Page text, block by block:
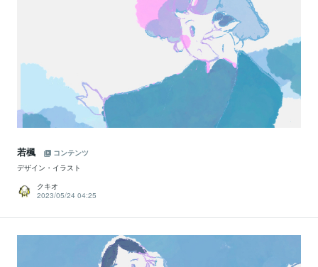
若楓
コンテンツ
デザイン・イラスト
クキオ
2023/05/24 04:25